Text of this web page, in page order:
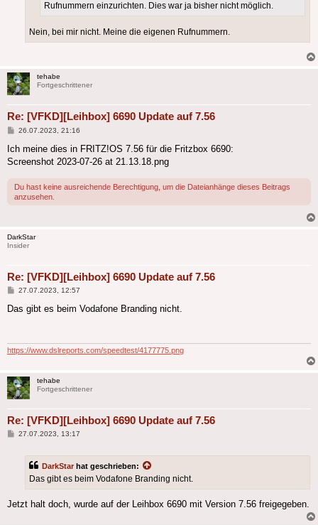
Rufnummern einzurichten. Dies war ja bisher nicht möglich.
Nein, bei mir nicht. Meine die eigenen Rufnummern.
tehabe
Fortgeschrittener
Re: [VFKD][Leihbox] 6690 Update auf 7.56
Beitrag
26.07.2023, 21:16
Ich meine dies in FRITZ!OS 7.56 für die Fritzbox 6690:
Screenshot 2023-07-26 at 21.13.18.png
Du hast keine ausreichende Berechtigung, um die Dateianhänge dieses Beitrags
anzusehen.
DarkStar
Insider
Re: [VFKD][Leihbox] 6690 Update auf 7.56
Beitrag
27.07.2023, 12:57
Das gibt es beim Vodafone Branding nicht.
https://www.dslreports.com/speedtest/4177775.png
tehabe
Fortgeschrittener
Re: [VFKD][Leihbox] 6690 Update auf 7.56
Beitrag
27.07.2023, 13:17
DarkStar hat geschrieben:
Das gibt es beim Vodafone Branding nicht.
Jetzt halt doch, wurde auf der Leihbox 6690 mit Version 7.56 freigegeben.